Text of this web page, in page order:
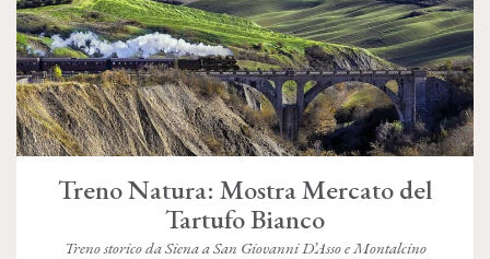
Treno Natura: Mostra Mercato del
Tartufo Bianco
Treno storico da Siena a San Giovanni D’Asso e Montalcino